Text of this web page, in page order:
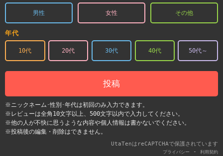
男性 女性 その他
年代
10代 20代 30代 40代 50代～
投稿
※ニックネーム･性別･年代は初回のみ入力できます。
※レビューは全角10文字以上、500文字以内で入力してください。
※他の人が不快に思うような内容や個人情報は書かないでください。
※投稿後の編集・削除はできません。
UtaTenはreCAPTCHAで保護されています
プライバシー - 利用契約